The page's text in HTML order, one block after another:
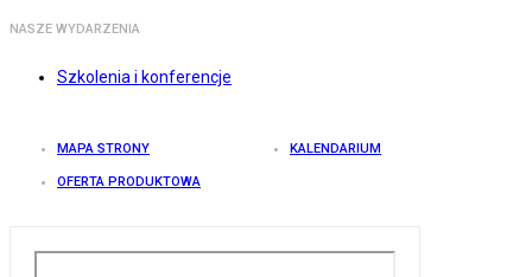
NASZE WYDARZENIA
Szkolenia i konferencje
MAPA STRONY KALENDARIUM
OFERTA PRODUKTOWA